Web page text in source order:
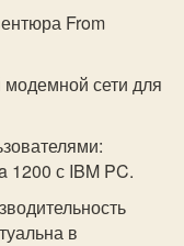
From
сети для
1200 с IBM PC.
в